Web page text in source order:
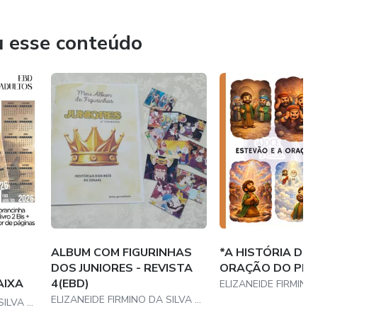
ampliando suas possibilidades de uso.
para trabalhos manuais.
missão é simplificar o ensino e inspirar criatividade,
conteúdo
ELIZANEIDE FIRMINO DA SILVA NIEUWLAND
ALBUM COM FIGURINHAS
DOS JUNIORES - REVISTA
4(EBD)
ELIZANEIDE FIRMINO DA SILVA NIEUWLAND
*A HISTÓRIA DE ESTEVÃO -
ORAÇÃO DO PERDÃO